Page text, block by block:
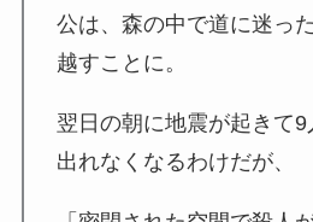
公は、森の中で道に迷っ
越すことに。
翌日の朝に地震が起きて
出れなくなるわけだが、